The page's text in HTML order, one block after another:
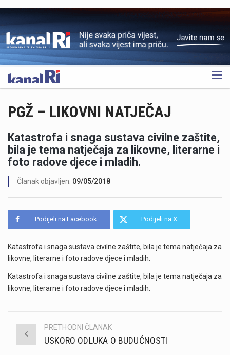
OGLAS
PGŽ – LIKOVNI NATJEČAJ
Katastrofa i snaga sustava civilne zaštite,
bila je tema natječaja za likovne, literarne i
foto radove djece i mladih.
Članak objavljen: 09/05/2018
Podijeli na Facebook Podijeli na X
Katastrofa i snaga sustava civilne zaštite, bila je tema natječaja za
likovne, literarne i foto radove djece i mladih.
Katastrofa i snaga sustava civilne zaštite, bila je tema natječaja za
likovne, literarne i foto radove djece i mladih.
Post
PRETHODNI ČLANAK
USKORO ODLUKA O BUDUĆNOSTI